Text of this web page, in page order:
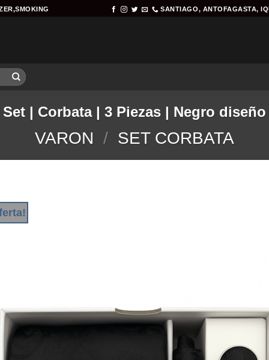
SANTIAGO, ANTOFAGASTA,
Set | Corbata | 3 Piezas | Negro diseño
VARON / SET CORBATA